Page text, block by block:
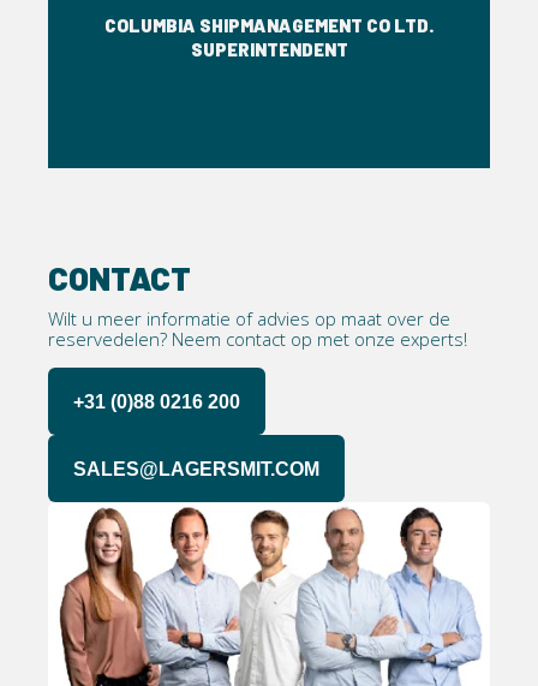
COLUMBIA SHIPMANAGEMENT CO LTD.
SUPERINTENDENT
CONTACT
Wilt u meer informatie of advies op maat over de
reservedelen? Neem contact op met onze experts!
+31 (0)88 0216 200
SALES@LAGERSMIT.COM